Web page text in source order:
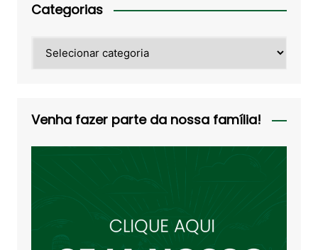
Categorias
Venha fazer parte da nossa família!